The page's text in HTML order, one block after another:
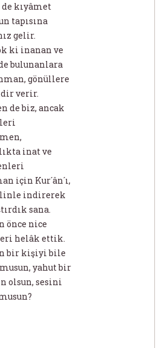
de kıyâmet
tapısına
gelir.
ki inanan ve
bulunanlara
gönüllere
verir.
de biz, ancak
inat ve
için Kur´ân´ı,
indirerek
sana.
önce nice
helâk ettik.
bir kişiyi bile
yahut bir
olsun, sesini